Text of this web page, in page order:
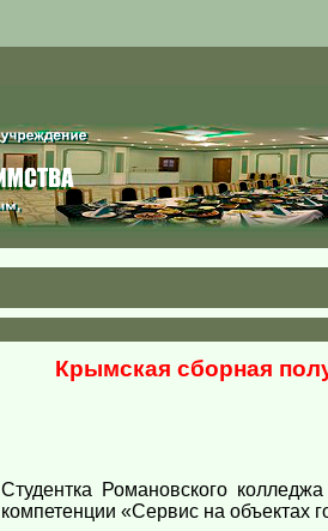
Крымская сборная
Студентка Романовского
компетенции «Сервис на объектах